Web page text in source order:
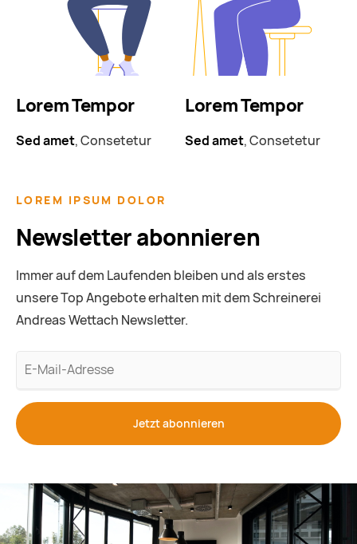
Lorem Tempor
Sed amet, Consetetur
Lorem Tempor
Sed amet, Consetetur
LOREM IPSUM DOLOR
Newsletter abonnieren
Immer auf dem Laufenden bleiben und als erstes
unsere Top Angebote erhalten mit dem Schreinerei
Andreas Wettach Newsletter.
E-
Adresse
Jetzt abonnieren